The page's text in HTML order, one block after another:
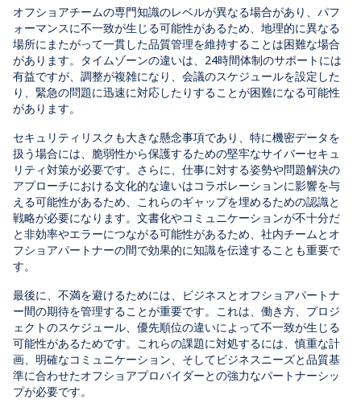
オフショアチームの専門知識のレベルが異なる場合があり、パフ
ォーマンスに不一致が生じる可能性があるため、地理的に異なる
場所にまたがって一貫した品質管理を維持することは困難な場合
があります。タイムゾーンの違いは、24時間体制のサポートには
有益ですが、調整が複雑になり、会議のスケジュールを設定した
り、緊急の問題に迅速に対応したりすることが困難になる可能性
があります。
セキュリティリスクも大きな懸念事項であり、特に機密データを
扱う場合には、脆弱性から保護するための堅牢なサイバーセキュ
リティ対策が必要です。さらに、仕事に対する姿勢や問題解決の
アプローチにおける文化的な違いはコラボレーションに影響を与
える可能性があるため、これらのギャップを埋めるための認識と
戦略が必要になります。文書化やコミュニケーションが不十分だ
と非効率やエラーにつながる可能性があるため、社内チームとオ
フショアパートナーの間で効果的に知識を伝達することも重要で
す。
最後に、不満を避けるためには、ビジネスとオフショアパートナ
ー間の期待を管理することが重要です。これは、働き方、プロジ
ェクトのスケジュール、優先順位の違いによって不一致が生じる
可能性があるためです。これらの課題に対処するには、慎重な計
画、明確なコミュニケーション、そしてビジネスニーズと品質基
準に合わせたオフショアプロバイダーとの強力なパートナーシッ
プが必要です。